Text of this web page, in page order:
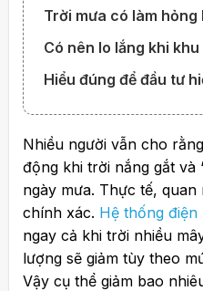
Trời mưa có làm
Có nên lo lắng khi
Hiểu đúng để đầu tư
Nhiều người vẫn cho rằng
động khi trời nắng gắt và
ngày mưa. Thực tế,
chính xác. Hệ thống điện
ngay cả khi trời nhiều
lượng sẽ giảm tùy theo
Vậy cụ thể giảm bao